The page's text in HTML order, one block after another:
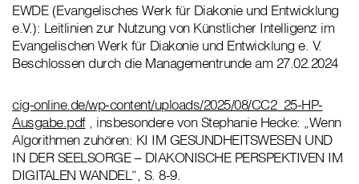
EWDE (Evangelisches Werk für Diakonie und Entwicklung
e.V.): Leitlinien zur Nutzung von Künstlicher Intelligenz im
Evangelischen Werk für Diakonie und Entwicklung e. V.
Beschlossen durch die Managementrunde am 27.02.2024
cig-online.de/wp-content/uploads/2025/08/CC2_25-HP-
Ausgabe.pdf, insbesondere von Stephanie Hecke: „Wenn
Algorithmen zuhören: KI IM GESUNDHEITSWESEN UND
IN DER SEELSORGE – DIAKONISCHE PERSPEKTIVEN IM
DIGITALEN WANDEL“, S. 8-9.